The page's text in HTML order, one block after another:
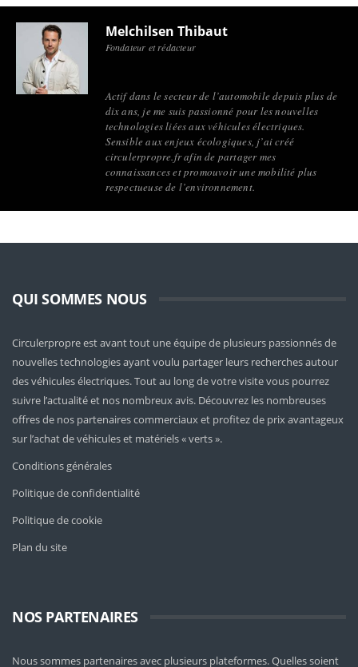
Melchilsen Thibaut
Fondateur et rédacteur
Actif dans le secteur de l’automobile depuis plus de
dix ans, je me suis passionné pour les nouvelles
technologies liées aux véhicules électriques.
Sensible aux enjeux écologiques, j’ai créé
circulerpropre.fr afin de partager mes
connaissances et promouvoir une mobilité plus
respectueuse de l’environnement.
QUI SOMMES NOUS
Circulerpropre est avant tout une équipe de plusieurs passionnés de
nouvelles technologies ayant voulu partager leurs recherches autour
des véhicules électriques. Tout au long de votre visite vous pourrez
suivre l’actualité et nos nombreux avis. Découvrez les nombreuses
offres de nos partenaires commerciaux et profitez de prix avantageux
sur l’achat de véhicules et matériels « verts ».
Conditions générales
Politique de confidentialité
Politique de cookie
Plan du site
NOS PARTENAIRES
Nous sommes partenaires avec plusieurs plateformes. Quelles soient